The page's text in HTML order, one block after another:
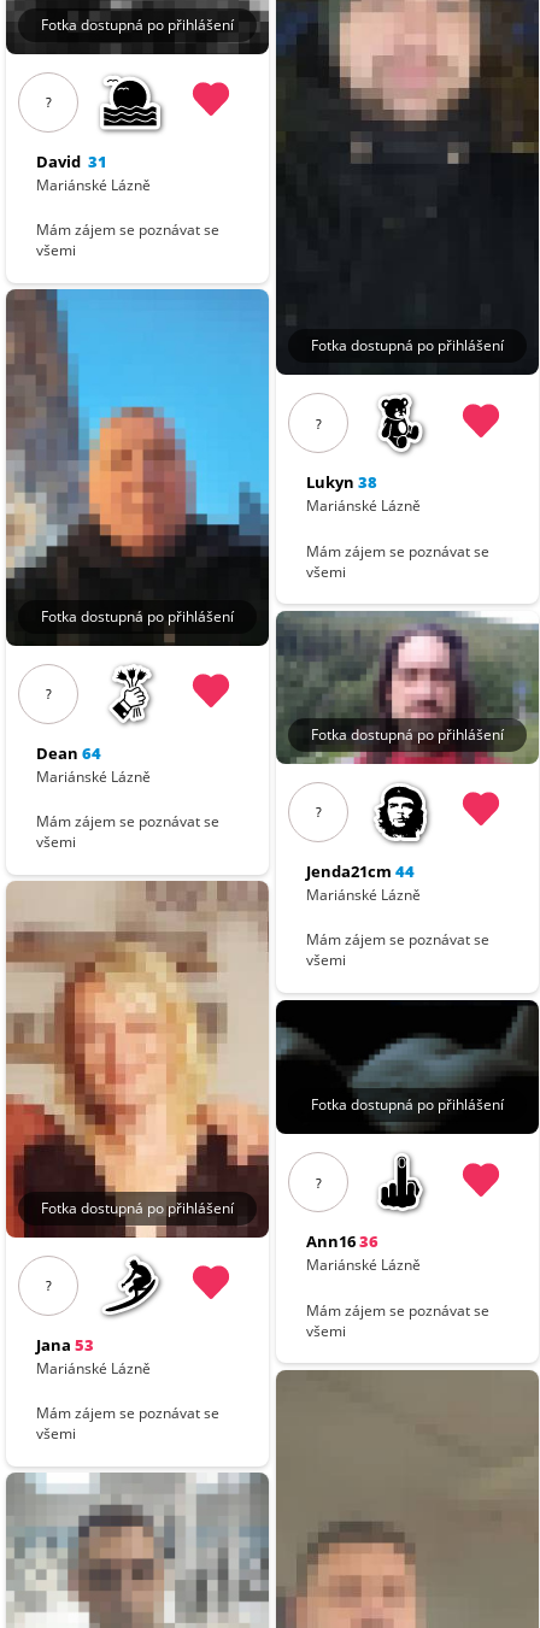
Fotka dostupná po přihlášení
?
David 31
Mariánské Lázně
Mám zájem se poznávat se
všemi
Fotka dostupná po přihlášení
?
Dean 64
Mariánské Lázně
Mám zájem se poznávat se
všemi
Fotka dostupná po přihlášení
?
Jana 53
Mariánské Lázně
Mám zájem se poznávat se
všemi
Fotka dostupná po přihlášení
?
Lukyn 38
Mariánské Lázně
Mám zájem se poznávat se
všemi
Fotka dostupná po přihlášení
?
Jenda21cm 44
Mariánské Lázně
Mám zájem se poznávat se
všemi
Fotka dostupná po přihlášení
?
Ann1636
Mariánské Lázně
Mám zájem se poznávat se
všemi